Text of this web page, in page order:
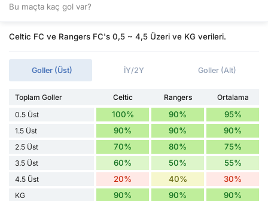
Bu maçta kaç gol var?
Celtic FC ve Rangers FC's 0,5 ~ 4,5 Üzeri ve KG verileri.
Goller (Üst) İY/2Y Goller (Alt)
Toplam Goller Celtic Rangers
Ortalama
0.5 Üst
100% 90% 95%
1.5 Üst 90% 90% 90%
2.5 Üst 70% 80% 75%
3.5 Üst 60% 50% 55%
4.5 Üst 20% 40% 30%
KG 90% 90% 90%